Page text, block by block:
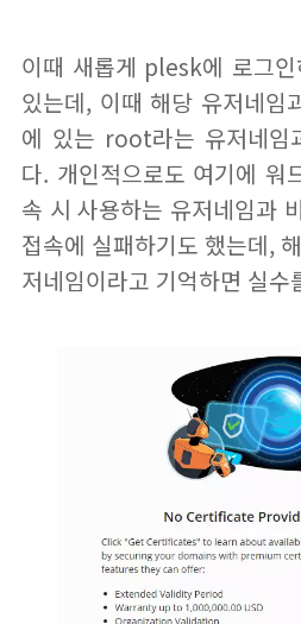
이때 새롭게 plesk에 로그
있는데, 이때 해당 유저네
에 있는 root라는 유저네임
다. 개인적으로도 여기에
속 시 사용하는 유저네임과
접속에 실패하기도 했는데,
저네임이라고 기억하면 실수